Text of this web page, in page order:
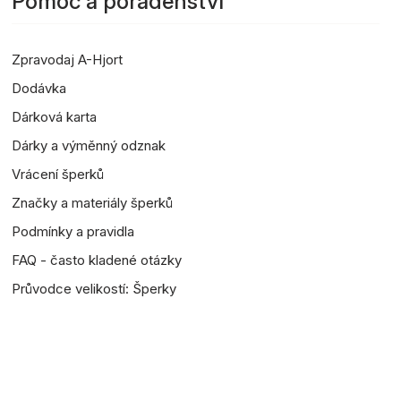
Zpravodaj A-Hjort
Dodávka
Dárková karta
Dárky a výměnný odznak
Vrácení šperků
Značky a materiály šperků
Podmínky a pravidla
FAQ - často kladené otázky
Průvodce velikostí: Šperky